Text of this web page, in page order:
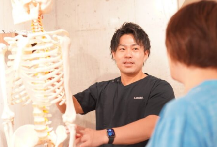
ル
レ
ー
ニ
ン
グ
ｘ
整
体・
鍼
灸・
マ